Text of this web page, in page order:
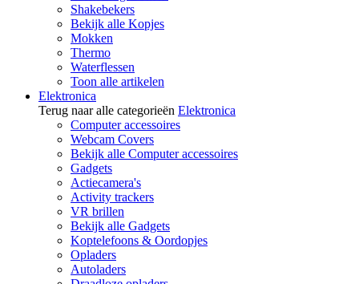
Shakebekers
Bekijk alle Kopjes
Mokken
Thermo
Waterflessen
Toon alle artikelen
Elektronica
Terug naar alle categorieën Elektronica
Computer accessoires
Webcam Covers
Bekijk alle Computer accessoires
Gadgets
Actiecamera's
Activity trackers
VR brillen
Bekijk alle Gadgets
Koptelefoons & Oordopjes
Opladers
Autoladers